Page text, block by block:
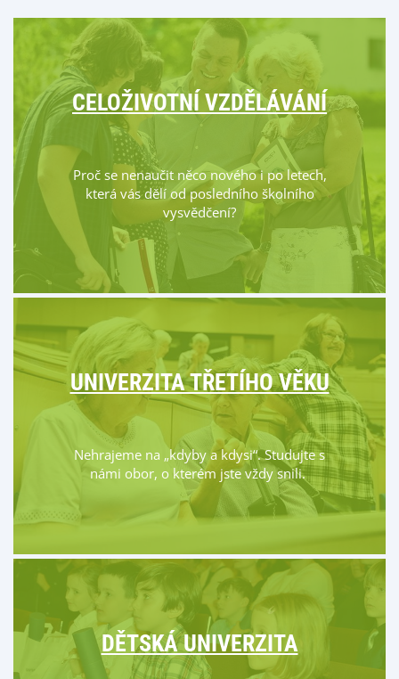
CELOŽIVOTNÍ VZDĚLÁVÁNÍ
Proč se nenaučit něco nového i po letech,
která vás dělí od posledního školního
vysvědčení?
UNIVERZITA TŘETÍHO VĚKU
Nehrajeme na „kdyby a kdysi“. Studujte s
námi obor, o kterém jste vždy snili.
DĚTSKÁ UNIVERZITA